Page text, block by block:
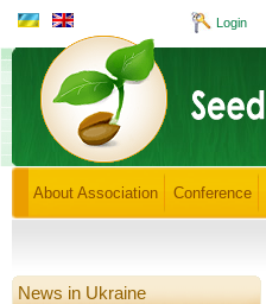
Login
About Association Conference
News in Ukraine